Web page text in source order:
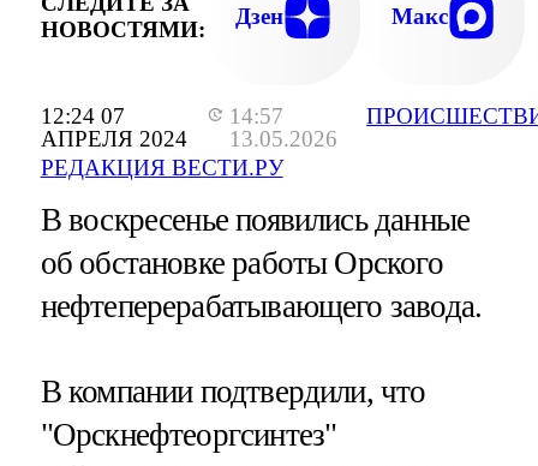
12:24 07
АПРЕЛЯ 2024
14:57
13.05.2026
РЕДАКЦИЯ ВЕСТИ.РУ
НОВОСТЯМИ:
Дзен Макс
В воскресенье появились данные
об обстановке работы Орского
нефтеперерабатывающего завода.
В компании подтвердили, что
"Орскнефтеоргсинтез"